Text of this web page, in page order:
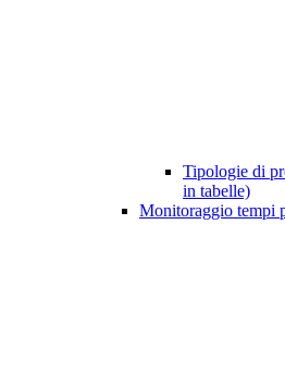
Tipologie di
in tabelle)
Monitoraggio tempi